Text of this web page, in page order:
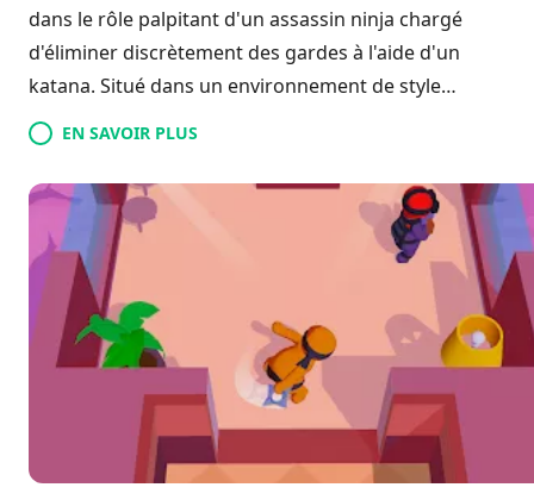
dans le rôle palpitant d'un assassin ninja chargé
d'éliminer discrètement des gardes à l'aide d'un
katana. Situé dans un environnement de style
arcade, le jeu vous met au défi d'utiliser de manière
créative votre environnement pour des approches
furtives, tout en veillant à ne pas attirer l'attention.
Le timing est crucial, car les gardes alertés
riposteront avec férocité. Au fur et à mesure que
vous naviguez à travers des niveaux de plus en plus
difficiles, vous pouvez collecter de la monnaie in-
game pour débloquer de nouveaux skins tout en
maîtrisant le système de contrôle intuitif à un seul
bouton typique de SayGames. Chaque mission
réussie vous rapproche du prochain étage et de
nouveaux obstacles plus difficiles.
EN SAVOIR PLUS